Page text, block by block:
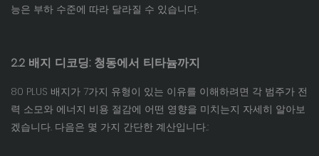
능은 부하 수준에 따라 달라질 수 있습니다.
2.2 배지 디코딩: 청동에서 티타늄까지
80 PLUS 배지가 7가지 유형이 있는 이유를 이해하려면 각 범주가 전
력 소모와 에너지 비용 절감에 어떤 영향을 미치는지 자세히 알아보
겠습니다. 다음은 몇 가지 간단한 계산입니다.: